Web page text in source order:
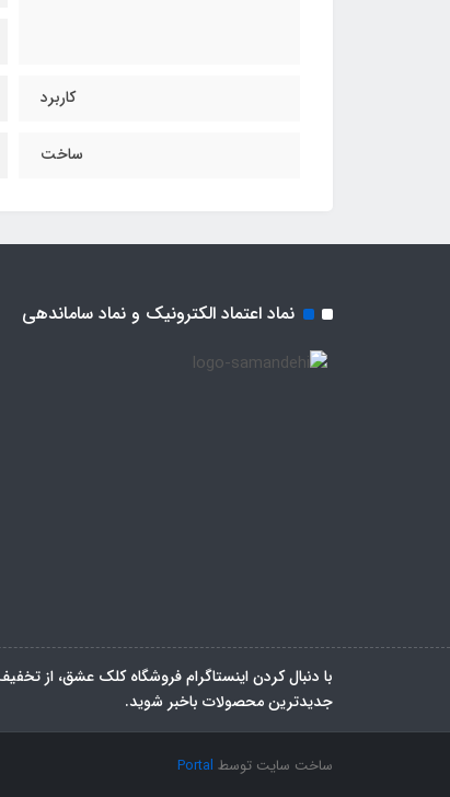
کاربرد
ساخت
نماد اعتماد الکترونیک و نماد ساماندهی
با دنبال کردن اینستاگرام فروشگاه کلک عشق، از
جدیدترین‌ محصولات باخبر شوید.
ساخت سایت توسط Portal